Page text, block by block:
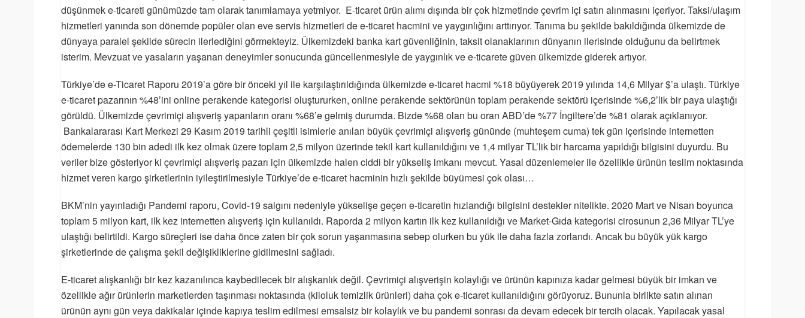
düşünmek e-ticareti günümüzde tam olarak tanımlamaya yetmiyor. E-ticaret ürün alımı dışında bir çok hizmetinde çevrim içi satın alınmasını içeriyor. Taksi/ulaşım
hizmetleri yanında son dönemde popüler olan eve servis hizmetleri de e-ticaret hacmini ve yaygınlığını arttırıyor. Tanıma bu şekilde bakıldığında ülkemizde de
dünyaya paralel şekilde sürecin ilerlediğini görmekteyiz. Ülkemizdeki banka kart güvenliğinin, taksit olanaklarının dünyanın ilerisinde olduğunu da belirtmek
isterim. Mevzuat ve yasaların yaşanan deneyimler sonucunda güncellenmesiyle de yaygınlık ve e-ticarete güven ülkemizde giderek artıyor.
Türkiye’de e-Ticaret Raporu 2019’a göre bir önceki yıl ile karşılaştırıldığında ülkemizde e-ticaret hacmi %18 büyüyerek 2019 yılında 14,6 Milyar $’a ulaştı. Türkiye
e-ticaret pazarının %48’ini online perakende kategorisi oluştururken, online perakende sektörünün toplam perakende sektörü içerisinde %6,2’lik bir paya ulaştığı
görüldü. Ülkemizde çevrimiçi alışveriş yapanların oranı %68’e gelmiş durumda. Bizde %68 olan bu oran ABD’de %77 İngiltere’de %81 olarak açıklanıyor.
Bankalararası Kart Merkezi 29 Kasım 2019 tarihli çeşitli isimlerle anılan büyük çevrimiçi alışveriş gününde (muhteşem cuma) tek gün içerisinde internetten
ödemelerde 130 bin adedi ilk kez olmak üzere toplam 2,5 milyon üzerinde tekil kart kullanıldığını ve 1,4 milyar TL’lik bir harcama yapıldığı bilgisini duyurdu. Bu
veriler bize gösteriyor ki çevrimiçi alışveriş pazarı için ülkemizde halen ciddi bir yükseliş imkanı mevcut. Yasal düzenlemeler ile özellikle ürünün teslim noktasında
hizmet veren kargo şirketlerinin iyileştirilmesiyle Türkiye’de e-ticaret hacminin hızlı şekilde büyümesi çok olası…
BKM’nin yayınladığı Pandemi raporu, Covid-19 salgını nedeniyle yükselişe geçen e-ticaretin hızlandığı bilgisini destekler nitelikte. 2020 Mart ve Nisan boyunca
toplam 5 milyon kart, ilk kez internetten alışveriş için kullanıldı. Raporda 2 milyon kartın ilk kez kullanıldığı ve Market-Gıda kategorisi cirosunun 2,36 Milyar TL’ye
ulaştığı belirtildi. Kargo süreçleri ise daha önce zaten bir çok sorun yaşanmasına sebep olurken bu yük ile daha fazla zorlandı. Ancak bu büyük yük kargo
şirketlerinde de çalışma şekil değişikliklerine gidilmesini sağladı.
E-ticaret alışkanlığı bir kez kazanılınca kaybedilecek bir alışkanlık değil. Çevrimiçi alışverişin kolaylığı ve ürünün kapınıza kadar gelmesi büyük bir imkan ve
özellikle ağır ürünlerin marketlerden taşınması noktasında (kiloluk temizlik ürünleri) daha çok e-ticaret kullanıldığını görüyoruz. Bununla birlikte satın alınan
ürünün aynı gün veya dakikalar içinde kapıya teslim edilmesi emsalsiz bir kolaylık ve bu pandemi sonrası da devam edecek bir tercih olacak. Yapılacak yasal